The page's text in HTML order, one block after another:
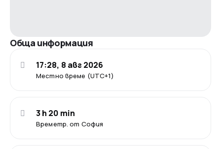
Обща информация
Местно време (UTC+1)
17:28, 8 авг 2026
Времетр. от София
3 h 20 min